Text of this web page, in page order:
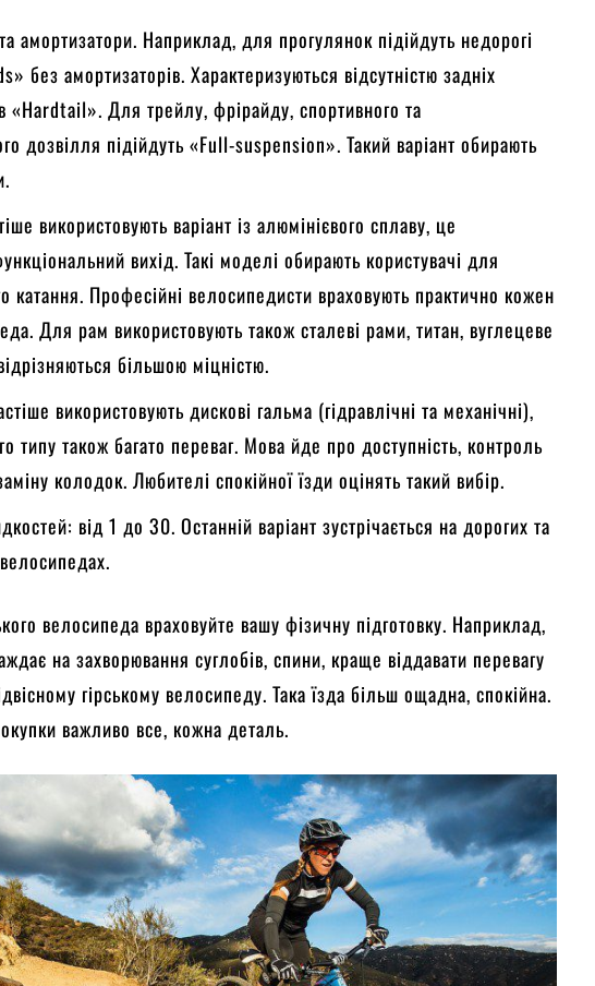
амортизатори. Наприклад, для прогулянок підійдуть недорогі
без амортизаторів. Характеризуються відсутністю задніх
«Hardtail». Для трейлу, фрірайду, спортивного та
дозвілля підійдуть «Full-suspension». Такий варіант обирають
використовують варіант із алюмінієвого сплаву, це
вихід. Такі моделі обирають користувачі для
катання. Професійні велосипедисти враховують практично кожен
Для рам використовують також сталеві рами, титан, вуглецеве
більшою міцністю.
використовують дискові гальма (гідравлічні та механічні),
типу також багато переваг. Мова йде про доступність, контроль
колодок. Любителі спокійної їзди оцінять такий вибір.
від 1 до 30. Останній варіант зустрічається на дорогих та
велосипеда враховуйте вашу фізичну підготовку. Наприклад,
на захворювання суглобів, спини, краще віддавати перевагу
гірському велосипеду. Така їзда більш ощадна, спокійна.
важливо все, кожна деталь.